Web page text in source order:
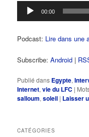
Lecteur
audio
00:00
Podcast: Lire dans une
Subscribe:Android |
Publié dans Egypte,
Internet,vie du LFC |
salloum,soleil | Laisser
CATÉGORIES